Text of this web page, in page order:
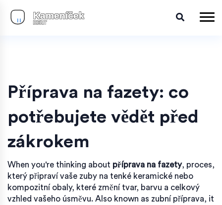
Příprava na fazety: co
potřebujete vědět před
zákrokem
When you're thinking about příprava na fazety, proces,
který připraví vaše zuby na tenké keramické nebo
kompozitní obaly, které změní tvar, barvu a celkový
vzhled vašeho úsměvu. Also known as zubní příprava, it